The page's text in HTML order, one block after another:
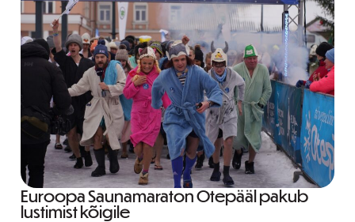
Euroopa Saunamaraton Otepääl pakub
lustimist kõigile